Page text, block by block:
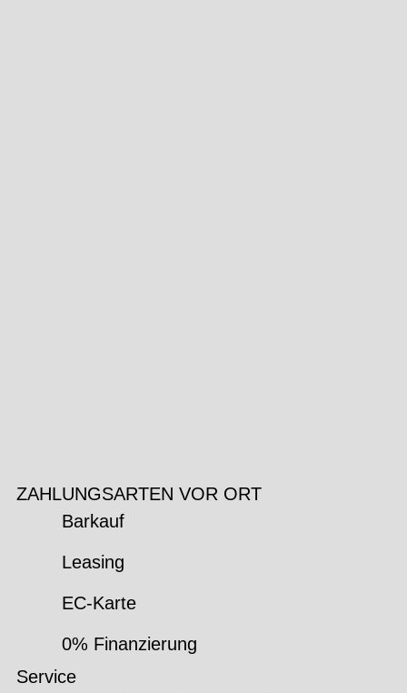
ZAHLUNGSARTEN VOR ORT
Barkauf
Leasing
EC-Karte
0% Finanzierung
Service